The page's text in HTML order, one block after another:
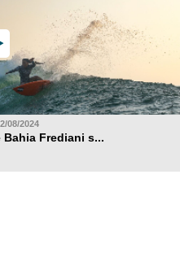
08/2024
Bahia Frediani s...